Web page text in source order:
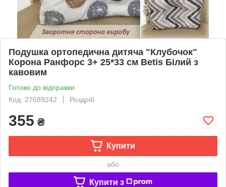
Подушка ортопедична дитяча "Клубочок"
Корона Ранфорс 3+ 25*33 см Betis Білий з
кавовим
Готово до відправки
Код: 27689242
Роздріб
355 ₴
Купити
або
Купити з